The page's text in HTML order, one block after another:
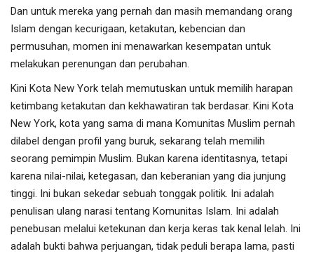
Dan untuk mereka yang pernah dan masih memandang orang
Islam dengan kecurigaan, ketakutan, kebencian dan
permusuhan, momen ini menawarkan kesempatan untuk
melakukan perenungan dan perubahan.
Kini Kota New York telah memutuskan untuk memilih harapan
ketimbang ketakutan dan kekhawatiran tak berdasar. Kini Kota
New York, kota yang sama di mana Komunitas Muslim pernah
dilabel dengan profil yang buruk, sekarang telah memilih
seorang pemimpin Muslim. Bukan karena identitasnya, tetapi
karena nilai-nilai, ketegasan, dan keberanian yang dia junjung
tinggi. Ini bukan sekedar sebuah tonggak politik. Ini adalah
penulisan ulang narasi tentang Komunitas Islam. Ini adalah
penebusan melalui ketekunan dan kerja keras tak kenal lelah. Ini
adalah bukti bahwa perjuangan, tidak peduli berapa lama, pasti